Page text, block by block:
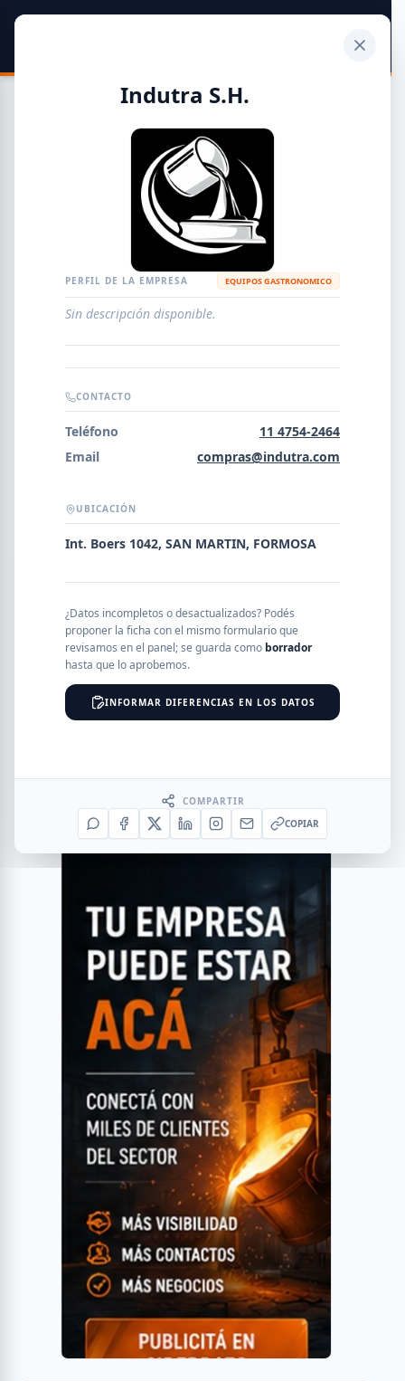
Guía de Empresas Metalúrgicas y Siderúrgicas
METALÚRGICAS
EMPRESAS AGREGAR EMPRESA
Error al cargar empresas.
NOMBRE
SEGMENTO
Indutra S.H.
PERFIL DE LA EMPRESA EQUIPOS GASTRONOMICO
Sin descripción disponible.
CONTACTO
Teléfono
11 4754-2464
Email
compras@indutra.com
UBICACIÓN
Int. Boers 1042, SAN MARTIN, FORMOSA
¿Datos incompletos o desactualizados? Podés
proponer la ficha con el mismo formulario que
revisamos en el panel; se guarda como borrador
hasta que lo aprobemos.
INFORMAR DIFERENCIAS EN LOS DATOS
COMPARTIR
COPIAR